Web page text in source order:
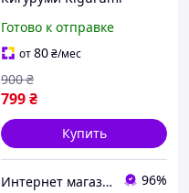
36 размер
Готово к отправке
от80₴/мес
799₴
900 ₴
Купить
Интернет магазин shoppingpro.com.ua 96%